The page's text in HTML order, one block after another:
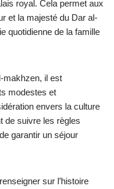
royal. Cela permet aux
et la majesté du Dar al-
quotidienne de la famille
makhzen, il est
modestes et
envers la culture
de suivre les règles
garantir un séjour
sur l’histoire